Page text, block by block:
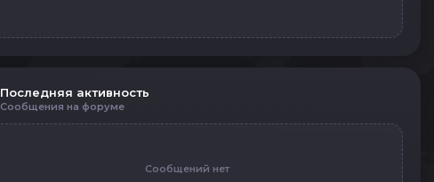
Последняя активность
Сообщения на форуме
Сообщений нет